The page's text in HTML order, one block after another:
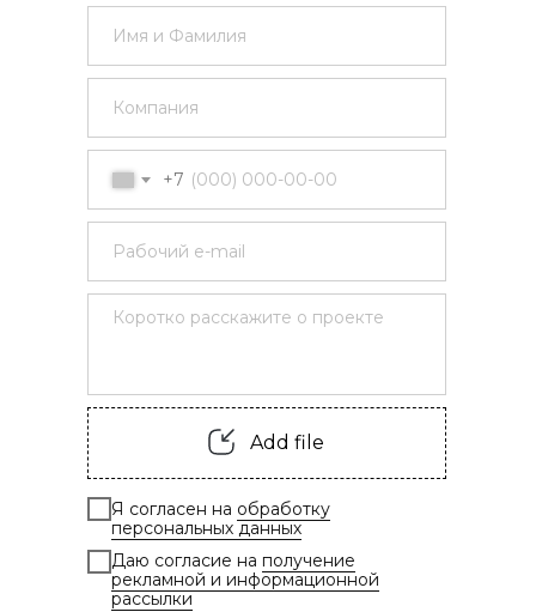
+7
Add file
Я согласен на обработку
персональных данных
Даю согласие на получение
рекламной и информационной
рассылки